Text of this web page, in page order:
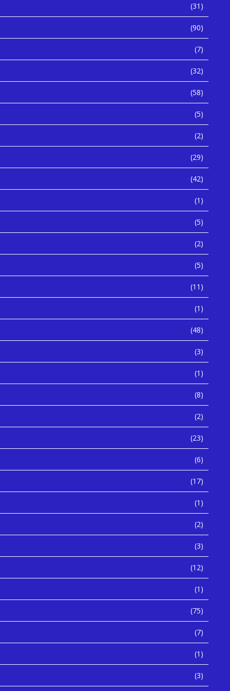
(31)
(90)
(7)
(32)
(58)
(5)
(2)
(29)
(42)
(1)
(5)
(2)
(5)
(11)
(1)
(48)
(3)
(1)
(8)
(2)
(23)
(6)
(17)
(1)
(2)
(3)
(12)
(1)
(75)
(7)
(1)
(3)